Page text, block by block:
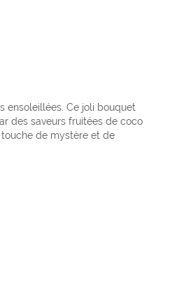
ensoleillées. Ce joli bouquet
des saveurs fruitées de coco
de mystère et de